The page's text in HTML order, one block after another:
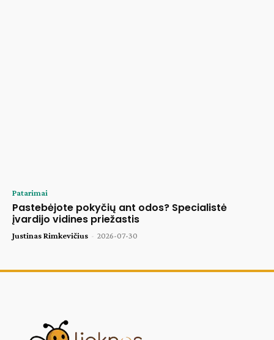
Patarimai
Pastebėjote pokyčių ant odos? Specialistė
įvardijo vidines priežastis
Justinas Rimkevičius - 2026-07-30